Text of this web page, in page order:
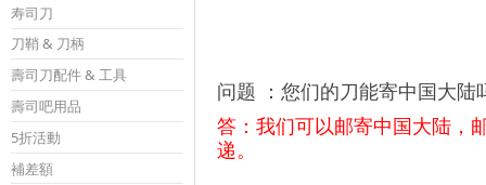
寿司刀
刀鞘 & 刀柄
壽司刀配件 & 工具
壽司吧用品
5折活動
補差額
问题 ：您们的刀能寄中国大陆
答：我们可以邮寄中国大陆，
递。